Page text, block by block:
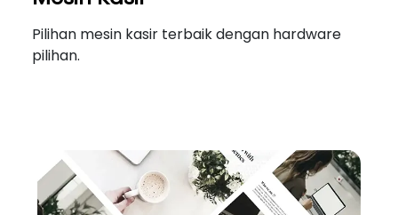
Pilihan mesin kasir terbaik dengan hardware
pilihan.